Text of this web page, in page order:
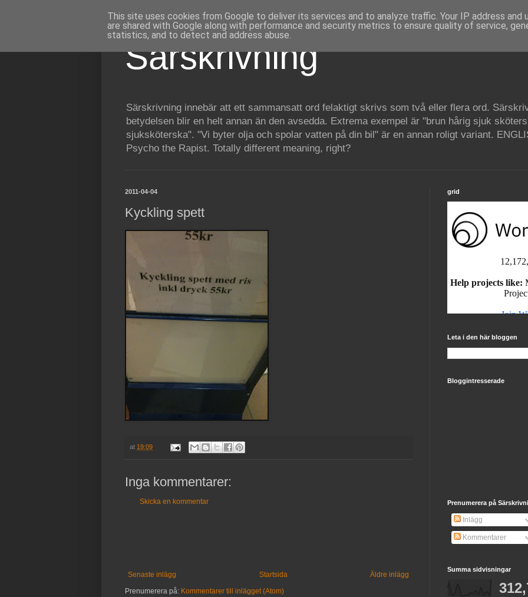
Särskrivning
Särskrivning innebär att ett sammansatt ord felaktigt skrivs som två eller flera ord.
betydelsen blir en helt annan än den avsedda. Extrema exempel är "brun hårig sjuk
sjuksköterska". "Vi byter olja och spolar vatten på din bil" är en annan roligt variant.
Psycho the Rapist. Totally different meaning, right?
2011-04-04
Kyckling spett
at 19:09
Inga kommentarer:
Skicka en kommentar
Senaste inlägg Äldre inlägg
Startsida
Prenumerera på: Kommentarer till inlägget (Atom)
grid
Leta i den här bloggen
Bloggintresserade
Prenumerera på
Inlägg
Kommentarer
Summa sidvisningar
This site uses cookies from Google to deliver its services and to analyze traffic. Your IP address and
are shared with Google along with performance and security metrics to ensure quality of service,
statistics, and to detect and address abuse.